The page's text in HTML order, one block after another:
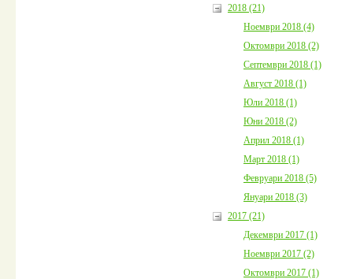
2018 (21)
Ноември 2018 (4)
Октомври 2018 (2)
Септември 2018 (1)
Август 2018 (1)
Юли 2018 (1)
Юни 2018 (2)
Април 2018 (1)
Март 2018 (1)
Февруари 2018 (5)
Януари 2018 (3)
2017 (21)
Декември 2017 (1)
Ноември 2017 (2)
Октомври 2017 (1)